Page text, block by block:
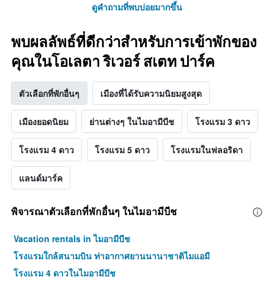
ดูคำถามที่พบบ่อยมากขึ้น
พบผลลัพธ์ที่ดีกว่าสำหรับการเข้าพักของ
คุณในโอเลตา ริเวอร์ สเตท ปาร์ค
ตัวเลือกที่พักอื่นๆ เมืองที่ได้รับความนิยมสูงสุด
เมืองยอดนิยม ย่านต่างๆ ในไมอามีบีช โรงแรม 3 ดาว
โรงแรม 4 ดาว โรงแรม 5 ดาว โรงแรมในฟลอริดา
แลนด์มาร์ค
พิจารณาตัวเลือกที่พักอื่นๆ ในไมอามีบีช
Vacation rentals in ไมอามีบีช
โรงแรมใกล้สนามบิน ท่าอากาศยานนานาชาติไมแอมี
โรงแรม 4 ดาวในไมอามีบีช